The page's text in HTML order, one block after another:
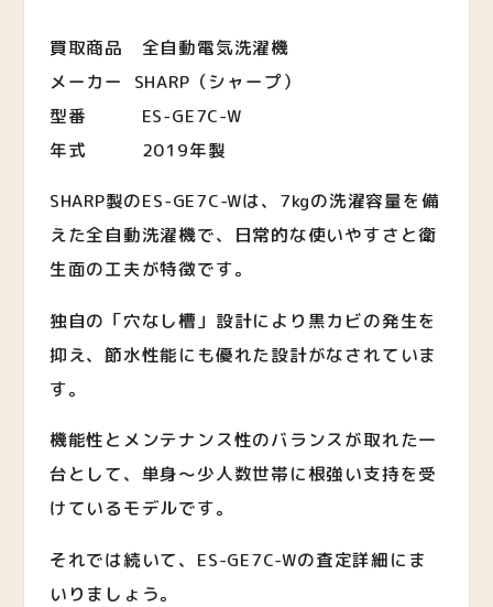
買取商品 全自動電気洗濯機
メーカー SHARP（シャープ）
型番 ES-GE7C-W
年式 2019年製
SHARP製のES-GE7C-Wは、7kgの洗濯容量を備
えた全自動洗濯機で、日常的な使いやすさと衛
生面の工夫が特徴です。
独自の「穴なし槽」設計により黒カビの発生を
抑え、節水性能にも優れた設計がなされていま
す。
機能性とメンテナンス性のバランスが取れた一
台として、単身～少人数世帯に根強い支持を受
けているモデルです。
それでは続いて、ES-GE7C-Wの査定詳細にま
いりましょう。